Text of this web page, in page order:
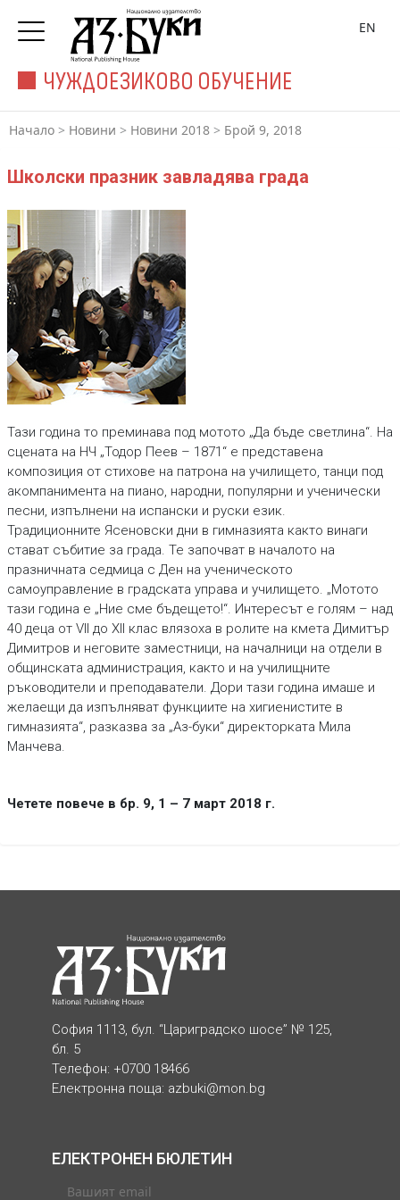
ЧУЖДОЕЗИКОВО ОБУЧЕНИЕ
EN
Начало > Новини > Новини 2018 > Брой 9, 2018
Школски празник завладява града
Тази година то преминава под мотото „Да бъде светлина“. На
сцената на НЧ „Тодор Пеев – 1871“ е представена
композиция от стихове на патрона на училището, танци под
акомпанимента на пиано, народни, популярни и ученически
песни, изпълнени на испански и руски език.
Традиционните Ясеновски дни в гимназията както винаги
стават събитие за града. Те започват в началото на
празничната седмица с Ден на ученическото
самоуправление в градската управа и училището. „Мотото
тази година е „Ние сме бъдещето!“. Интересът е голям – над
40 деца от VII до XII клас влязоха в ролите на кмета Димитър
Димитров и неговите заместници, на началници на отдели в
общинската администрация, както и на училищните
ръководители и преподаватели. Дори тази година имаше и
желаещи да изпълняват функциите на хигиенистите в
гимназията“, разказва за „Аз-буки“ директорката Мила
Манчева.
Четете повече в бр. 9, 1 – 7 март 2018 г.
София 1113, бул. “Цариградско шосе” № 125,
бл. 5
Телефон: +0700 18466
Електронна поща: azbuki@mon.bg
ЕЛЕКТРОНЕН БЮЛЕТИН